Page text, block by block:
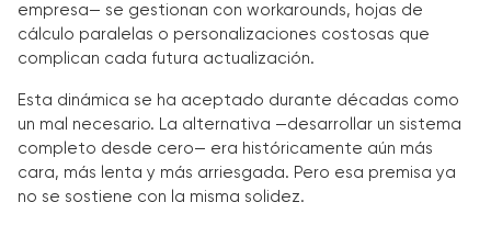
empresa— se gestionan con workarounds, hojas de
cálculo paralelas o personalizaciones costosas que
complican cada futura actualización.
Esta dinámica se ha aceptado durante décadas como
un mal necesario. La alternativa —desarrollar un sistema
completo desde cero— era históricamente aún más
cara, más lenta y más arriesgada. Pero esa premisa ya
no se sostiene con la misma solidez.